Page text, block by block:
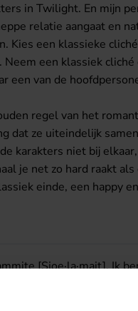
in Twilight. En mijn
relatie aangaat en
Kies een klassieke
een klassiek
een van de
regel van het
dat ze uiteindelijk
karakters niet bij
je net zo hard raakt
einde, een happy
[Sjoe·la·mait]. Ik
dan muziek maakt.
is niets leuker dan